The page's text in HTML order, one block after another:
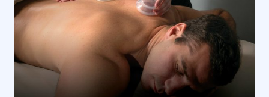
massage
2020